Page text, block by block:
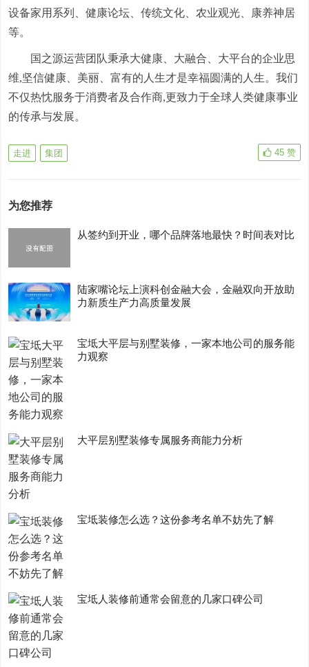
设备家用系列、健康论坛、传统文化、农业观光、康养神居
等。
国之源运营团队秉承大健康、大融合、大平台的企业思
维,坚信健康、美丽、富有的人生才是幸福圆满的人生。我们
不仅热忱服务于消费者及合作商,更致力于全球人类健康事业
的传承与发展。
走进 集团 45 赞
为您推荐
从签约到开业，哪个品牌落地最快？时间表对比
陆家嘴论坛上演科创金融大会，金融双向开放助
力新质生产力高质量发展
宝坻大平层与别墅装修，一家本地公司的服务能
力观察
大平层别墅装修专属服务商能力分析
宝坻装修怎么选？这份参考名单不妨先了解
宝坻人装修前通常会留意的几家口碑公司